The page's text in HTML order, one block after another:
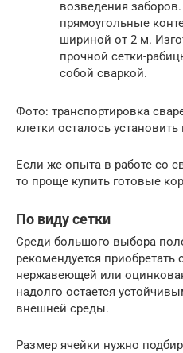
возведения
прямоугольные
шириной от 2 м.
прочной сетки-
собой сваркой.
Фото: транспортировка
клетки осталось
Если же опыта в работе со
то проще купить готовые
По виду сетки
Среди большого выбора
рекомендуется приобретать
нержавеющей или
надолго остается
внешней среды.
Размер ячейки нужно